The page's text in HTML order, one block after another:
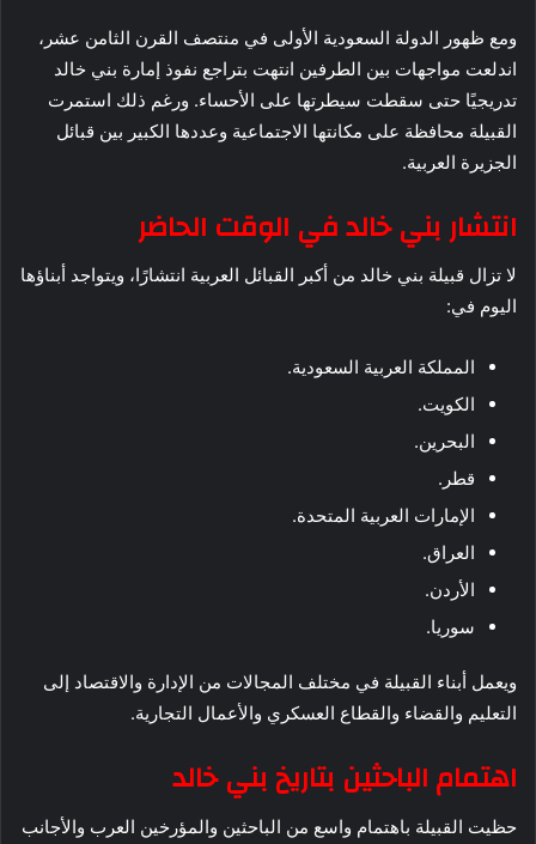
ومع ظهور الدولة السعودية الأولى في منتصف القرن الثامن عشر،
اندلعت مواجهات بين الطرفين انتهت بتراجع نفوذ إمارة بني خالد
تدريجيًا حتى سقطت سيطرتها على الأحساء. ورغم ذلك استمرت
القبيلة محافظة على مكانتها الاجتماعية وعددها الكبير بين قبائل
الجزيرة العربية.
انتشار بني خالد في الوقت الحاضر
لا تزال قبيلة بني خالد من أكبر القبائل العربية انتشارًا، ويتواجد أبناؤها
اليوم في:
المملكة العربية السعودية.
الكويت.
البحرين.
قطر.
الإمارات العربية المتحدة.
العراق.
الأردن.
سوريا.
ويعمل أبناء القبيلة في مختلف المجالات من الإدارة والاقتصاد إلى
التعليم والقضاء والقطاع العسكري والأعمال التجارية.
اهتمام الباحثين بتاريخ بني خالد
حظيت القبيلة باهتمام واسع من الباحثين والمؤرخين العرب والأجانب